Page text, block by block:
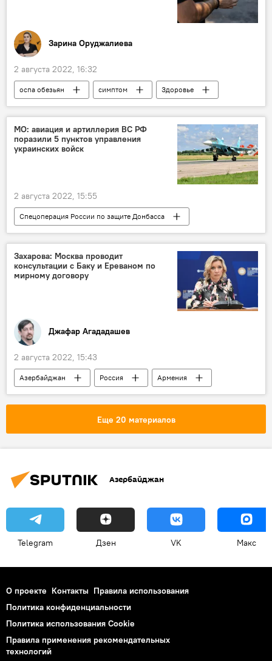
Зарина Оруджалиева
2 августа 2022, 16:32
оспа обезьян симптом Здоровье
МО: авиация и артиллерия ВС РФ
поразили 5 пунктов управления
украинских войск
2 августа 2022, 15:55
Спецоперация России по защите Донбасса
ВС РФ
Минобороны РФ
Захарова: Москва проводит
консультации с Баку и Ереваном по
мирному договору
Джафар Агададашев
2 августа 2022, 15:43
Азербайджан Россия
Армения
мирный договор
Мария Захарова
Еще 20 материалов
Азербайджан
Telegram Дзен VK Макс
О проекте Контакты Правила использования
Политика конфиденциальности
Политика использования Cookie
Правила применения рекомендательных
технологий